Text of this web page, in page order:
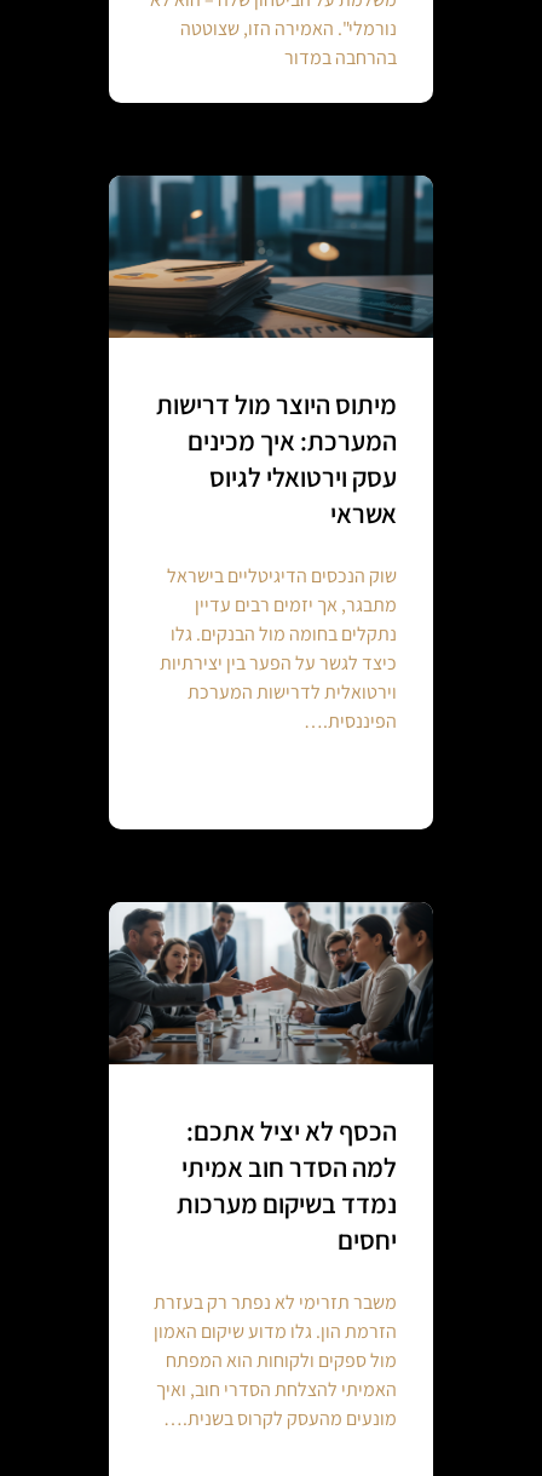
נורמלי". האמירה הזו, שצוטטה
בהרחבה במדור
מיתוס היוצר מול דרישות
המערכת: איך מכינים
עסק וירטואלי לגיוס
אשראי
שוק הנכסים הדיגיטליים בישראל
מתבגר, אך יזמים רבים עדיין
נתקלים בחומה מול הבנקים. גלו
כיצד לגשר על הפער בין יצירתיות
וירטואלית לדרישות המערכת
הפיננסית.…
הכסף לא יציל אתכם:
למה הסדר חוב אמיתי
נמדד בשיקום מערכות
יחסים
משבר תזרימי לא נפתר רק בעזרת
הזרמת הון. גלו מדוע שיקום האמון
מול ספקים ולקוחות הוא המפתח
האמיתי להצלחת הסדרי חוב, ואיך
מונעים מהעסק לקרוס בשנית.…